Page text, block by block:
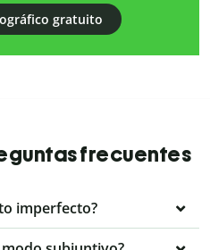
gratuito
frecuentes
imperfecto?